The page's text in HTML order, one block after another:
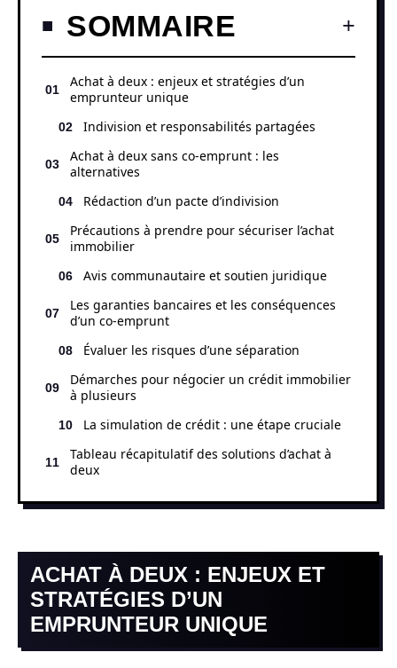
SOMMAIRE
Achat à deux : enjeux et stratégies d’un
emprunteur unique
Indivision et responsabilités partagées
Achat à deux sans co-emprunt : les
alternatives
Rédaction d’un pacte d’indivision
Précautions à prendre pour sécuriser l’achat
immobilier
Avis communautaire et soutien juridique
Les garanties bancaires et les conséquences
d’un co-emprunt
Évaluer les risques d’une séparation
Démarches pour négocier un crédit immobilier
à plusieurs
La simulation de crédit : une étape cruciale
Tableau récapitulatif des solutions d’achat à
deux
ACHAT À DEUX : ENJEUX ET
STRATÉGIES D’UN
EMPRUNTEUR UNIQUE